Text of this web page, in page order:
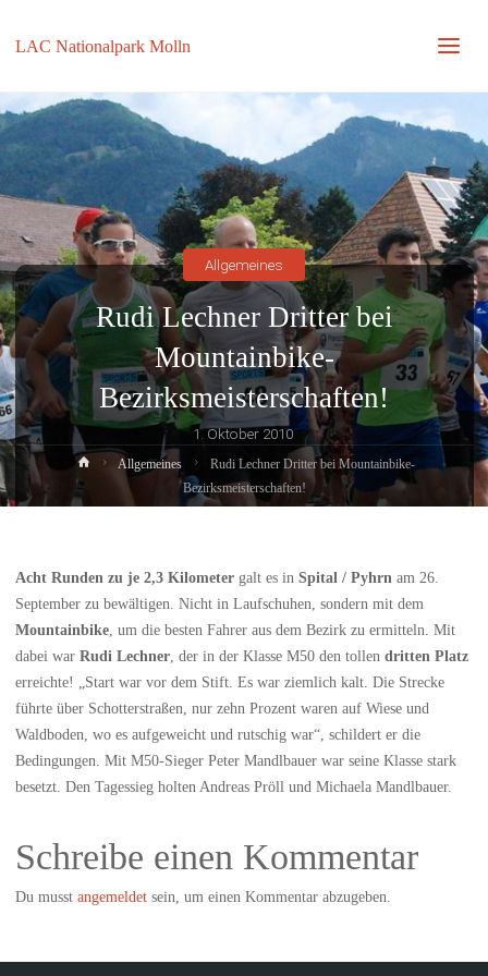
LAC Nationalpark Molln
Rudi Lechner Dritter bei
Mountainbike-
Bezirksmeisterschaften!
1. Oktober 2010
Allgemeines
HomeAllgemeines
Rudi Lechner Dritter bei Mountainbike-
Bezirksmeisterschaften!
Acht Runden zu je 2,3 Kilometergalt es in Spital / Pyhrnam 26.
September zu bewältigen. Nicht in Laufschuhen, sondern mit dem
Mountainbike, um die besten Fahrer aus dem Bezirk zu ermitteln. Mit
dabei war Rudi Lechner, der in der Klasse M50 den tollen dritten Platz
erreichte! „Start war vor dem Stift. Es war ziemlich kalt. Die Strecke
führte über Schotterstraßen, nur zehn Prozent waren auf Wiese und
Waldboden, wo es aufgeweicht und rutschig war“, schildert er die
Bedingungen. Mit M50-Sieger Peter Mandlbauer war seine Klasse stark
besetzt. Den Tagessieg holten Andreas Pröll und Michaela Mandlbauer.
Schreibe einen Kommentar
Du musst angemeldetsein, um einen Kommentar abzugeben.